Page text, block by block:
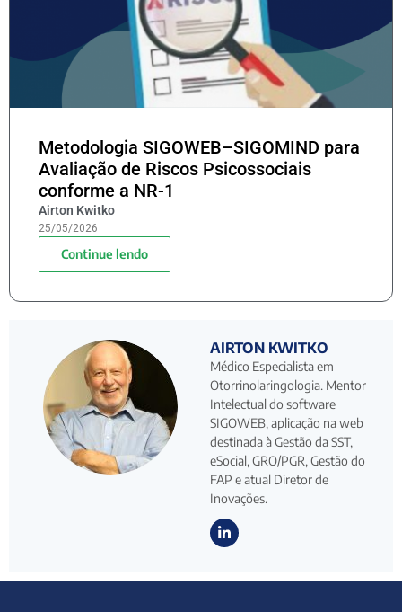
Metodologia SIGOWEB–SIGOMIND para
Avaliação de Riscos Psicossociais
conforme a NR-1
Airton Kwitko
25/05/2026
Continue lendo
AIRTON KWITKO
Médico Especialista em
Otorrinolaringologia. Mentor
Intelectual do software
SIGOWEB, aplicação na web
destinada à Gestão da SST,
eSocial, GRO/PGR, Gestão do
FAP e atual Diretor de
Inovações.